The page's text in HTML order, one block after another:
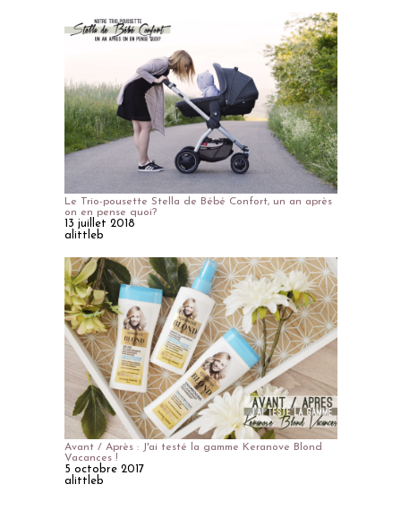
Le Trio-pousette Stella de Bébé Confort, un an après
on en pense quoi?
13 juillet 2018
alittleb
Avant / Après : J'ai testé la gamme Keranove Blond
Vacances !
5 octobre 2017
alittleb